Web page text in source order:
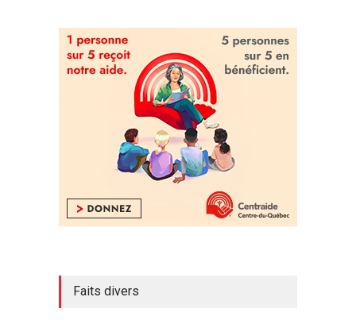
Faits divers